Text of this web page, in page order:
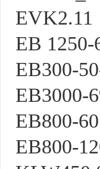
EVK2.11
EB
EB300-
EB3000-
EB800-
EB800-